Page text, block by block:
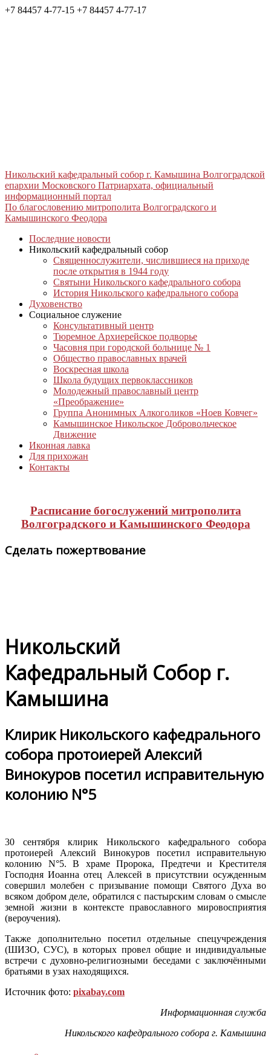
+7 84457 4-77-15 +7 84457 4-77-17
Никольский кафедральный собор г. Камышина Волгоградской
епархии Московского Патриархата, официальный
информационный портал
По благословению митрополита Волгоградского и
Камышинского Феодора
Последние новости
Никольский кафедральный собор
Священнослужители, числившиеся на приходе
после открытия в 1944 году
Святыни Никольского кафедрального собора
История Никольского кафедрального собора
Духовенство
Социальное служение
Консультативный центр
Тюремное Архиерейское подворье
Часовня при городской больнице № 1
Общество православных врачей
Воскресная школа
Школа будущих первоклассников
Молодежный православный центр
«Преображение»
Группа Анонимных Алкоголиков «Ноев Ковчег»
Камышинское Никольское Добровольческое
Движение
Иконная лавка
Для прихожан
Контакты
Расписание богослужений митрополита
Волгоградского и Камышинского Феодора
Сделать пожертвование
Никольский
Кафедральный Собор г.
Камышина
Клирик Никольского кафедрального
собора протоиерей Алексий
Винокуров посетил исправительную
колонию N°5
30 сентября клирик Никольского кафедрального собора
протоиерей Алексий Винокуров посетил исправительную
колонию N°5. В храме Пророка, Предтечи и Крестителя
Господня Иоанна отец Алексей в присутствии осужденным
совершил молебен с призывание помощи Святого Духа во
всяком добром деле, обратился с пастырским словам о смысле
земной жизни в контексте православного мировосприятия
(вероучения).
Также дополнительно посетил отдельные спецучреждения
(ШИЗО, СУС), в которых провел общие и индивидуальные
встречи с духовно-религиозными беседами с заключёнными
братьями в узах находящихся.
Источник фото: pixabay.com
Информационная служба
Никольского кафедрального собора г. Камышина